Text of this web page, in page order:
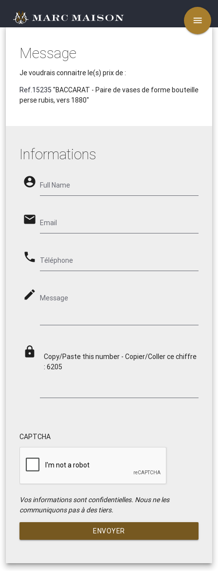
menu
Message
Je voudrais connaitre le(s) prix de :
Ref.15235 "BACCARAT - Paire de vases de forme bouteille
perse rubis, vers 1880"
Informations
account_circle Full Name
email Email
phone Téléphone
mode_edit Message
lock
Copy/Paste this number - Copier/Coller ce chiffre
: 6205
CAPTCHA
Vos informations sont confidentielles. Nous ne les
communiquons pas à des tiers.
ENVOYER